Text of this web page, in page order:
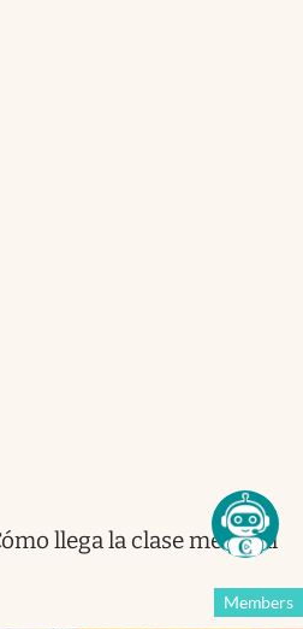
llega la clase media al
Members